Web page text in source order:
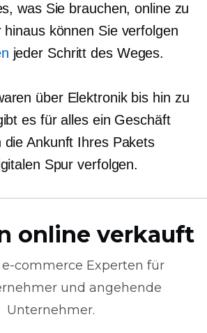
was Sie brauchen, online zu
können Sie verfolgen
jeder Schritt des Weges.
über Elektronik bis hin zu
es für alles ein Geschäft
die Ankunft Ihres Pakets
Spur verfolgen.
online verkauft
e-commerce Experten für
und angehende
Unternehmer.